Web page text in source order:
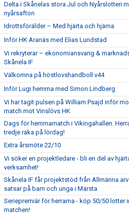
Delta i Skånelas stora Jul och Nyårslotteri
nyårsafton
Idrottsförälder – Med hjärta och hjärna
Inför HK Aranäs med Elias Lundstad
Vi rekryterar – ekonomiansvarig &
Skånela IF
Välkomna på höstlovshandboll v44
Inför Lugi hemma med Simon Lindberg
Vi har tagit pulsen på William Psajd inför
match mot Vinslövs HK
Dags för hemmamatch i Vikingahallen.
tredje raka på lördag!
Extra årsmöte 22/10
Vi söker en projektledare - bli en del av
verksamhet!
Skånela IF får projektstöd från Allmänna
satsar på barn och unga i Märsta
Seriepremiär för herrarna - köp 50/50 lotter
matchen!